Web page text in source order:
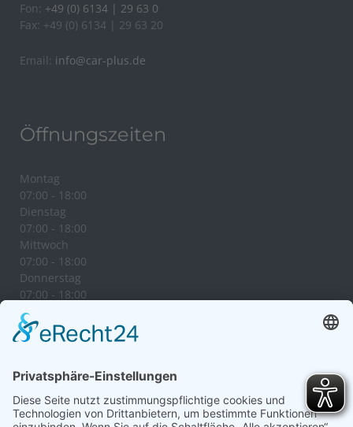
Fon: +49 (0) 6134 | 29 63 0
Fax: +49 (0) 6134 | 29 63 20
Email: info@car-plus.de
Öffnungszeiten
Montag
07:00 - 18:00
Dienstag
07:00 - 18:00
Mittwoch
07:00 - 18:00
Donnerstag
07:00 - 18:00
Freitag
07:00 - 18:00
Samstag
Sonntag
09:00 - 11:00